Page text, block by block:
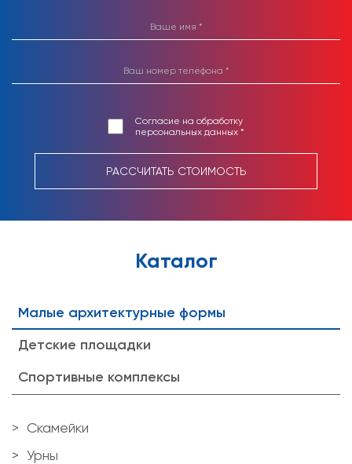
Согласие на обработку
персональных данных *
РАССЧИТАТЬ СТОИМОСТЬ
Каталог
Малые архитектурные формы
Детские площадки
Спортивные комплексы
Скамейки
Урны